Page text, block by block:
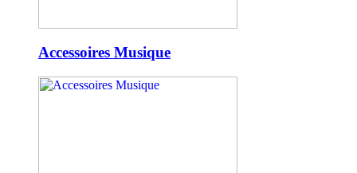
Accessoires Musique